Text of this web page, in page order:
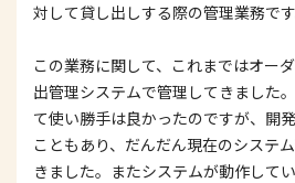
対して貸し出しする際の管理業務です
この業務に関して、これまではオー
出管理システムで管理してきました
て使い勝手は良かったのですが、開
こともあり、だんだん現在のシステ
きました。またシステムが動作して